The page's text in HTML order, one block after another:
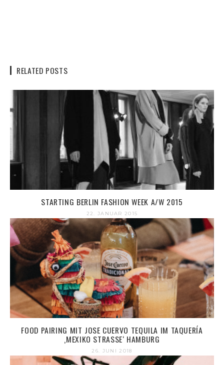
RELATED POSTS
STARTING BERLIN FASHION WEEK A/W 2015
22. JANUAR 2015
FOOD PAIRING MIT JOSE CUERVO TEQUILA IM TAQUERÍA
‚MEXIKO STRASSE‘ HAMBURG
26. JUNI 2018